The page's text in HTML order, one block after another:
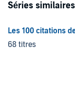
Séries similaires
Les 100 citations
68 titres